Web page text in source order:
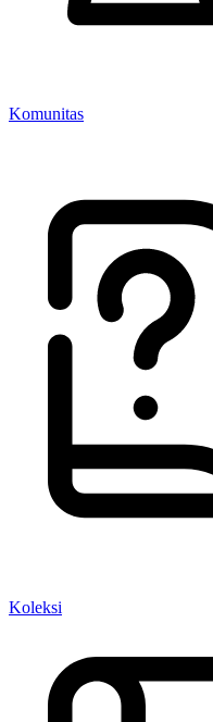
Komunitas
Koleksi